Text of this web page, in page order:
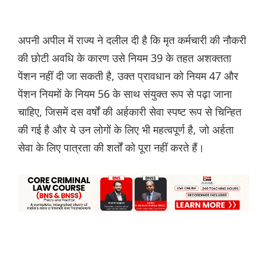
अपनी अपील में राज्य ने दलील दी है कि मृत कर्मचारी की नौकरी
की छोटी अवधि के कारण उसे नियम 39 के तहत अशक्तता
पेंशन नहीं दी जा सकती है, उक्त प्रावधान को नियम 47 और
पेंशन नियमों के नियम 56 के साथ संयुक्त रूप से पढ़ा जाना
चाहिए, जिसमें दस वर्षों की अर्हकारी सेवा स्पष्ट रूप से चिन्हित
की गई है और ये उन लोगों के लिए भी महत्वपूर्ण है, जो अर्हता
सेवा के लिए पात्रता की शर्तों को पूरा नहीं करते हैं।